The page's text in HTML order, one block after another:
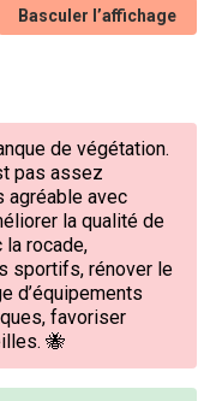
Basculer l’affichage
de végétation.
pas assez
agréable avec
la qualité de
la rocade,
sportifs, rénover le
d’équipements
favoriser
🐝